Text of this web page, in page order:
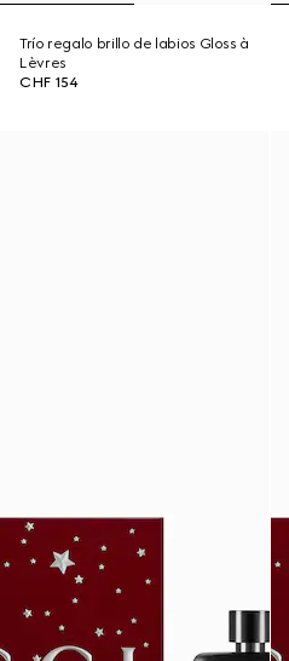
Trío regalo brillo de labios Gloss à
Lèvres
CHF 154